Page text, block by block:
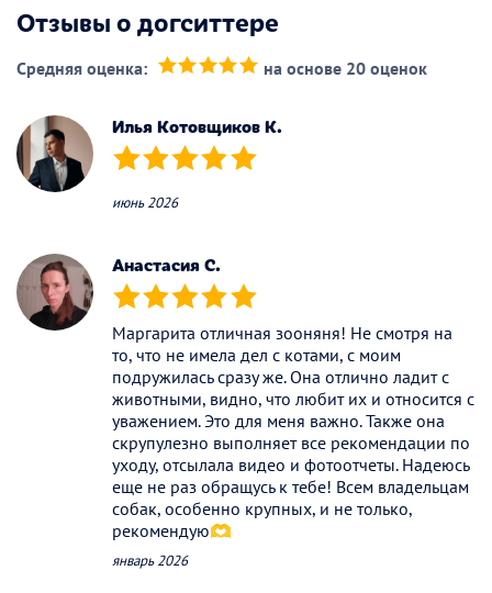
Отзывы о догситтере
Средняя оценка: на основе 20 оценок
Илья Котовщиков К.
(*) (*) (*) (*) (*)
июнь 2026
Анастасия С.
(*) (*) (*) (*) (*)
Маргарита отличная зооняня! Не смотря на
то, что не имела дел с котами, с моим
подружилась сразу же. Она отлично ладит с
животными, видно, что любит их и относится с
уважением. Это для меня важно. Также она
скрупулезно выполняет все рекомендации по
уходу, отсылала видео и фотоотчеты. Надеюсь
еще не раз обращусь к тебе! Всем владельцам
собак, особенно крупных, и не только,
рекомендую🫶
январь 2026